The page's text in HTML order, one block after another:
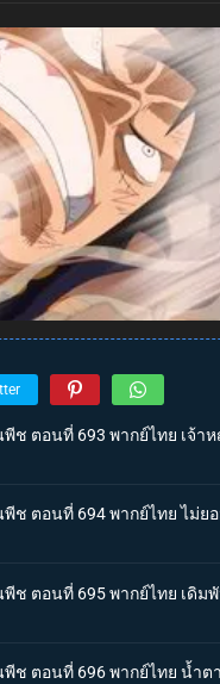
พีช ตอนที่ 693 พากย์ไทย เจ้
พีช ตอนที่ 694 พากย์ไทย ไม่
พีช ตอนที่ 695 พากย์ไทย เดิ
พีช ตอนที่ 696 พากย์ไทย น้ำ